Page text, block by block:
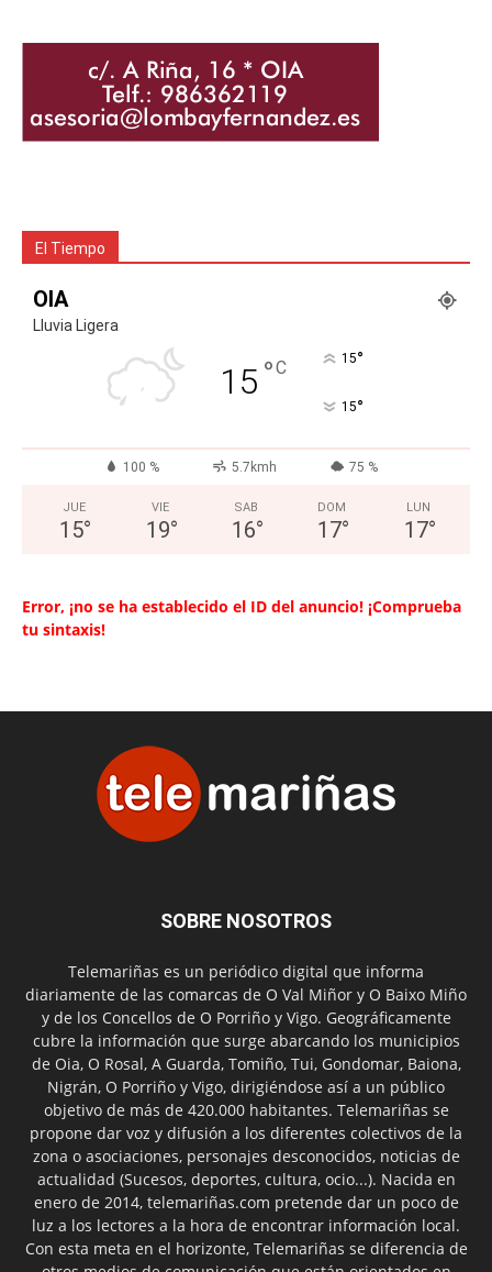
El Tiempo
OIA
Lluvia Ligera
15 °C 15°
15°
100 % 5.7kmh 75 %
JUE
15°
VIE
19°
SAB
16°
DOM
17°
LUN
17°
Error, ¡no se ha establecido el ID del anuncio! ¡Comprueba
tu sintaxis!
SOBRE NOSOTROS
Telemariñas es un periódico digital que informa
diariamente de las comarcas de O Val Miñor y O Baixo Miño
y de los Concellos de O Porriño y Vigo. Geográficamente
cubre la información que surge abarcando los municipios
de Oia, O Rosal, A Guarda, Tomiño, Tui, Gondomar, Baiona,
Nigrán, O Porriño y Vigo, dirigiéndose así a un público
objetivo de más de 420.000 habitantes. Telemariñas se
propone dar voz y difusión a los diferentes colectivos de la
zona o asociaciones, personajes desconocidos, noticias de
actualidad (Sucesos, deportes, cultura, ocio...). Nacida en
enero de 2014, telemariñas.com pretende dar un poco de
luz a los lectores a la hora de encontrar información local.
Con esta meta en el horizonte, Telemariñas se diferencia de